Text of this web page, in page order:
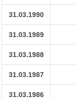
31.03.1990
31.03.1989
31.03.1988
31.03.1987
31.03.1986